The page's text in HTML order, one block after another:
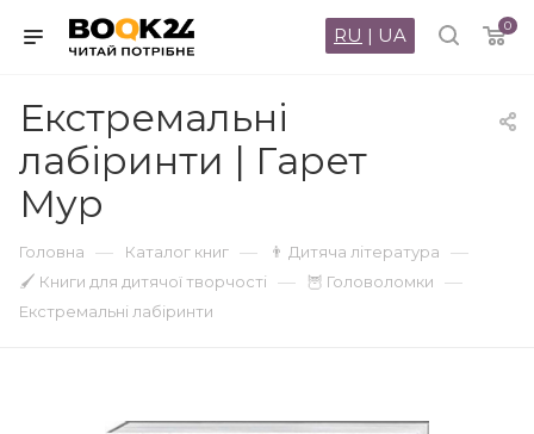
0
RU | UA
Екстремальні
лабіринти | Гарет
Мур
Головна — Каталог книг — 👨 Дитяча література —
🖌 Книги для дитячої творчості — 🦉 Головоломки —
Екстремальні лабіринти